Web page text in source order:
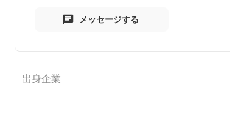
メッセージする
出身企業